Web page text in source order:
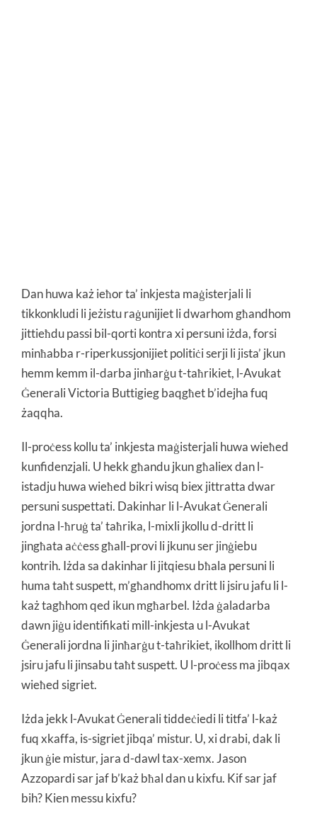
Dan huwa każ ieħor ta’ inkjesta maġisterjali li
tikkonkludi li jeżistu raġunijiet li dwarhom għandhom
jittieħdu passi bil-qorti kontra xi persuni iżda, forsi
minħabba r-riperkussjonijiet politiċi serji li jista’ jkun
hemm kemm il-darba jinħarġu t-taħrikiet, l-Avukat
Ġenerali Victoria Buttigieg baqgħet b’idejha fuq
żaqqha.
Il-proċess kollu ta’ inkjesta maġisterjali huwa wieħed
kunfidenzjali. U hekk għandu jkun għaliex dan l-
istadju huwa wieħed bikri wisq biex jittratta dwar
persuni suspettati. Dakinhar li l-Avukat Ġenerali
jordna l-ħruġ ta’ taħrika, l-mixli jkollu d-dritt li
jingħata aċċess għall-provi li jkunu ser jinġiebu
kontrih. Iżda sa dakinhar li jitqiesu bħala persuni li
huma taħt suspett, m’għandhomx dritt li jsiru jafu li l-
każ tagħhom qed ikun mgħarbel. Iżda ġaladarba
dawn jiġu identifikati mill-inkjesta u l-Avukat
Ġenerali jordna li jinħarġu t-taħrikiet, ikollhom dritt li
jsiru jafu li jinsabu taħt suspett. U l-proċess ma jibqax
wieħed sigriet.
Iżda jekk l-Avukat Ġenerali tiddeċiedi li titfa’ l-każ
fuq xkaffa, is-sigriet jibqa’ mistur. U, xi drabi, dak li
jkun ġie mistur, jara d-dawl tax-xemx. Jason
Azzopardi sar jaf b’każ bħal dan u kixfu. Kif sar jaf
bih? Kien messu kixfu?